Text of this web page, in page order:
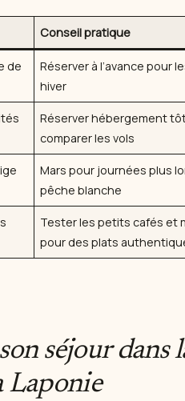
Conseil pratique
de
Réserver à l’avance pour
hiver
Réserver hébergement
comparer les vols
Mars pour journées plus
pêche blanche
Tester les petits cafés et
pour des plats
séjour dans
Laponie